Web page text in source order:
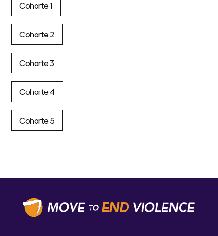
Cohorte 1
Cohorte 2
Cohorte 3
Cohorte 4
Cohorte 5